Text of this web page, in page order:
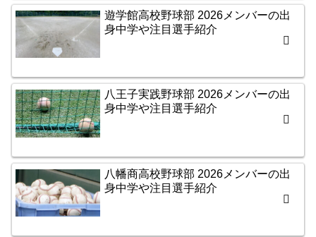
遊学館高校野球部 2026メンバーの出
身中学や注目選手紹介
八王子実践野球部 2026メンバーの出
身中学や注目選手紹介
八幡商高校野球部 2026メンバーの出
身中学や注目選手紹介